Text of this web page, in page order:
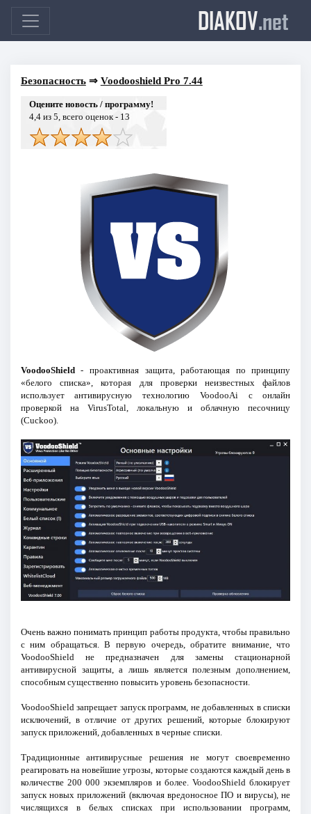
DIAKOV.net
Безопасность⇒ Voodooshield Pro 7.44
Оцените новость / программу!
4,4из 5, всего оценок - 13
VoodooShield- проактивная защита, работающая по принципу
«белого списка», которая для проверки неизвестных файлов
использует антивирусную технологию VoodooAi с онлайн
проверкой на VirusTotal, локальную и облачную песочницу
(Cuckoo).
Очень важно понимать принцип работы продукта, чтобы правильно
с ним обращаться. В первую очередь, обратите внимание, что
VoodooShield не предназначен для замены стационарной
антивирусной защиты, а лишь является полезным дополнением,
способным существенно повысить уровень безопасности.
VoodooShield запрещает запуск программ, не добавленных в списки
исключений, в отличие от других решений, которые блокируют
запуск приложений, добавленных в черные списки.
Традиционные антивирусные решения не могут своевременно
реагировать на новейшие угрозы, которые создаются каждый день в
количестве 200 000 экземпляров и более. VoodooShield блокирует
запуск новых приложений (включая вредоносное ПО и вирусы), не
числящихся в белых списках при использовании программ,